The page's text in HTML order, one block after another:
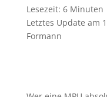
Lesezeit: 6 Minuten
Letztes Update am
Formann